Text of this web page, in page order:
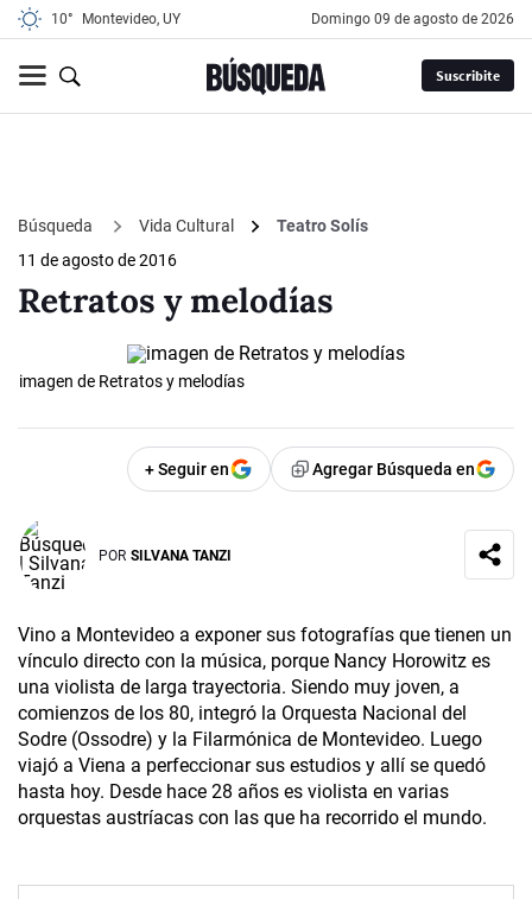
10° Montevideo, UY domingo 09 de agosto de 2026
Suscribite
Búsqueda Vida Cultural
Teatro Solís
11 de agosto de 2016
Retratos y melodías
imagen de Retratos y melodías
+ Seguir en Agregar Búsqueda en
POR SILVANA TANZI
Vino a Montevideo a exponer sus fotografías que tienen un
vínculo directo con la música, porque Nancy Horowitz es
una violista de larga trayectoria. Siendo muy joven, a
comienzos de los 80, integró la Orquesta Nacional del
Sodre (Ossodre) y la Filarmónica de Montevideo. Luego
viajó a Viena a perfeccionar sus estudios y allí se quedó
hasta hoy. Desde hace 28 años es violista en varias
orquestas austríacas con las que ha recorrido el mundo.